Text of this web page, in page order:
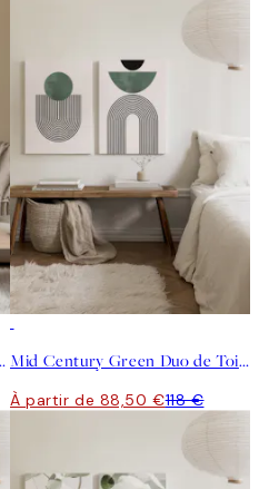
de Toiles Mid Century Green Duo de Toiles
À partir de 88,50 €118 €